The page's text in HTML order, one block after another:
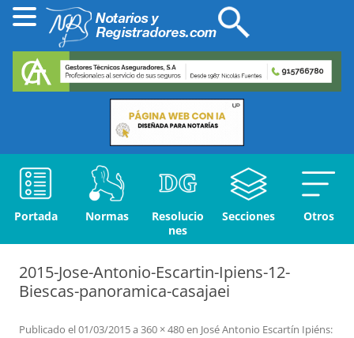
Portada Normas
Resolucio
nes
Secciones Otros
2015-Jose-Antonio-Escartin-Ipiens-12-
Biescas-panoramica-casajaei
Publicado el01/03/2015a 360 × 480en José Antonio Escartín Ipiéns: